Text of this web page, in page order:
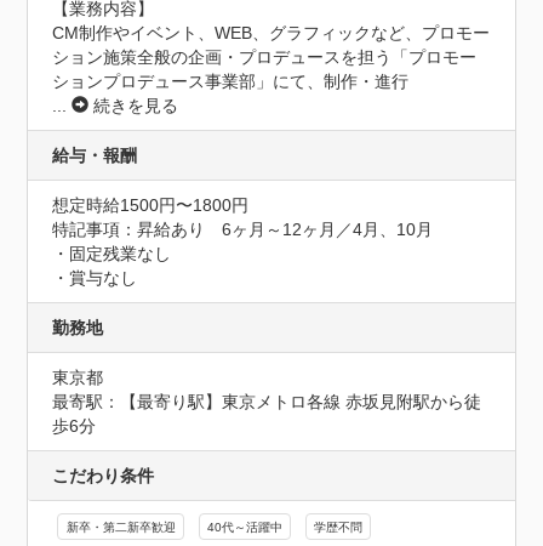
【業務内容】
CM制作やイベント、WEB、グラフィックなど、プロモー
ション施策全般の企画・プロデュースを担う「プロモー
ションプロデュース事業部」にて、制作・進行
...
続きを見る
給与・報酬
想定時給1500円〜1800円
特記事項：昇給あり　6ヶ月～12ヶ月／4月、10月
・固定残業なし
・賞与なし
勤務地
東京都
最寄駅：【最寄り駅】東京メトロ各線 赤坂見附駅から徒
歩6分
こだわり条件
新卒・第二新卒歓迎 40代～活躍中 学歴不問